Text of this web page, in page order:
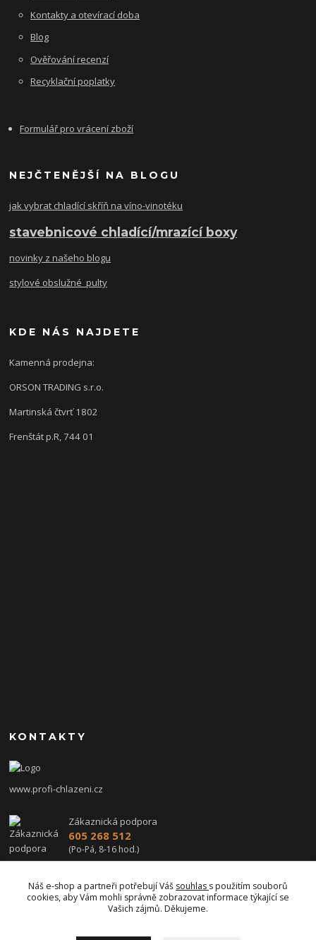
Kontakty a otevírací doba
Blog
Ověřování recenzí
Recyklační poplatky
Formulář pro vrácení zboží
NEJČTENĚJŠÍ NA BLOGU
jak vybrat chladící skříň na víno-vinotéku
stavebnicové chladící/mrazící boxy
novinky z našeho blogu
stylové obslužné pulty
KDE NÁS NAJDETE
Kamenná prodejna:
ORSON TRADING s.r.o.
Martinská čtvrť 1802
Frenštát p.R, 744 01
KONTAKTY
www.profi-chlazeni.cz
Zákaznická podpora
605 268 512
(Po-Pá, 8-16 hod.)
Náš e-shop a partneři potřebují Váš souhlas s použitím souborů
cookies, aby Vám mohli správně zobrazovat informace týkající se
Vašich zájmů. Děkujeme.